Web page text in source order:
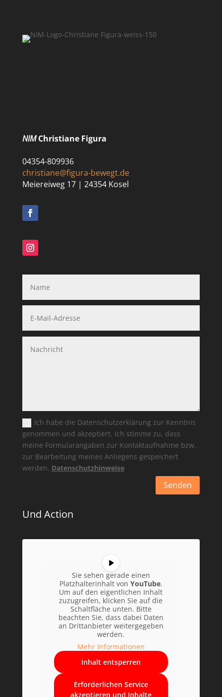
NIMChristiane Figura
04354-809936
christiane@figura-bewegt.de
Meiereiweg 17 | 24354 Kosel
Ich habe die Datenschutzerklärung zur Kenntnis
genommen und akzeptiert. Ich stimme zu, dass
meine Formularangaben zur Kontaktaufnahme bzw.
zur Bearbeitung meines Anliegens gespeichert
werden. Datenschutzhinweise
Senden
Und Action
Sie sehen gerade einen
Platzhalterinhalt von YouTube.
Um auf den eigentlichen Inhalt
zuzugreifen, klicken Sie auf die
Schaltfläche unten. Bitte
beachten Sie, dass dabei Daten
an Drittanbieter weitergegeben
werden.
Mehr Informationen
Inhalt entsperren
Erforderlichen Service
akzeptieren und Inhalte